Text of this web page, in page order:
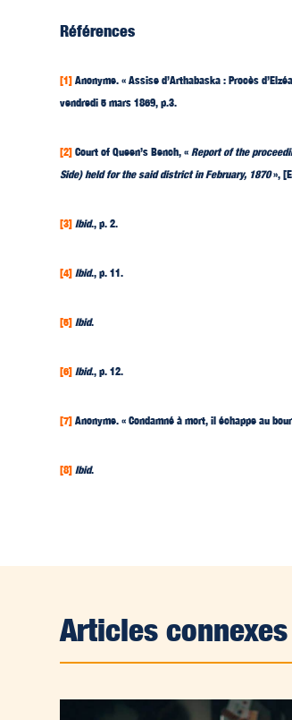
Références
[1] Anonyme. « Assise d’Arthabaska : Procès
vendredi 5 mars 1869, p.3.
[2] Court of Queen’s Bench, «Report of the
Side) held for the said district in February, 1870»,
[3] Ibid., p. 2.
[4] Ibid., p. 11.
[5] Ibid.
[6] Ibid., p. 12.
[7] Anonyme. « Condamné à mort, il échappe au
[8] Ibid.
Articles connexes